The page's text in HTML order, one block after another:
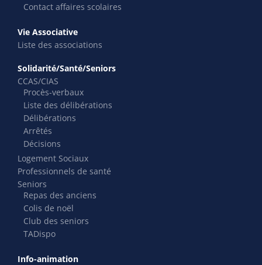
Contact affaires scolaires
Vie Associative
Liste des associations
Solidarité/Santé/Seniors
CCAS/CIAS
Procès-verbaux
Liste des délibérations
Délibérations
Arrêtés
Décisions
Logement Sociaux
Professionnels de santé
Seniors
Repas des anciens
Colis de noël
Club des seniors
TADispo
Info-animation